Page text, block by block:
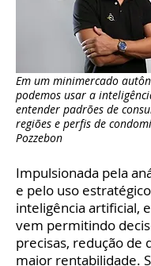
Em um minimercado
podemos usar a
entender padrões de
regiões e perfis de
Pozzebon
Impulsionada pela
e pelo uso
inteligência artificial,
vem permitindo
precisas, redução de
maior rentabilidade.